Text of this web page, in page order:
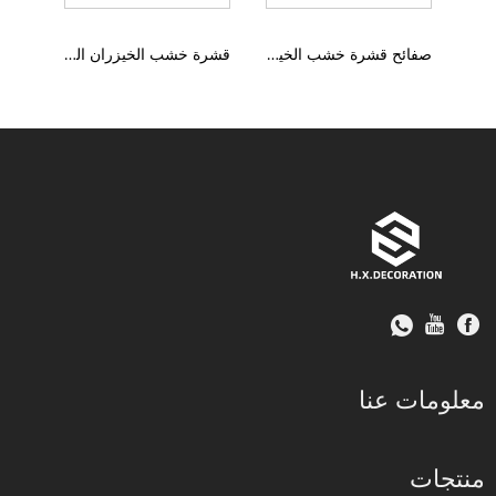
قشرة خشب الخيزران الكربوني الصديقة للبيئة صفائح قشرة خشب الخيزران الفاخرة
معلومات عنا
منتجات